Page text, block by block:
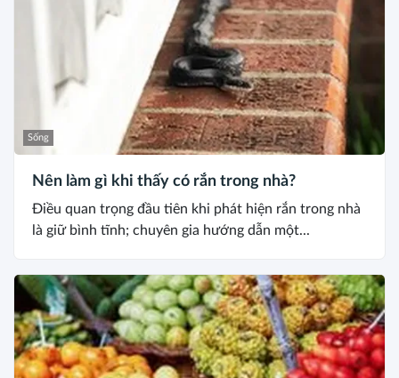
Sống
Nên làm gì khi thấy có rắn trong nhà?
Điều quan trọng đầu tiên khi phát hiện rắn trong nhà
là giữ bình tĩnh; chuyên gia hướng dẫn một...